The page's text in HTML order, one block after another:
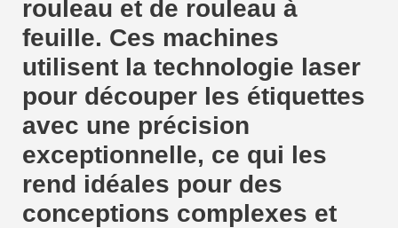
rouleau et de rouleau à
feuille. Ces machines
utilisent la technologie laser
pour découper les étiquettes
avec une précision
exceptionnelle, ce qui les
rend idéales pour des
conceptions complexes et